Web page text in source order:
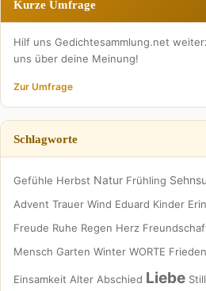
Kurze Umfrage
Hilf uns Gedichtesammlung.net
uns über deine Meinung!
Zur Umfrage
Schlagworte
Gefühle Herbst Natur Frühling
Advent Trauer Wind Eduard Kinder
Freude Ruhe Regen Herz
Mensch Garten Winter WORTE Frieden
Einsamkeit Alter Abschied Liebe